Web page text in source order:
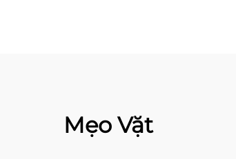
Mẹo Vặt